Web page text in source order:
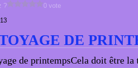
?
0 vote
DE
Cela doit être la